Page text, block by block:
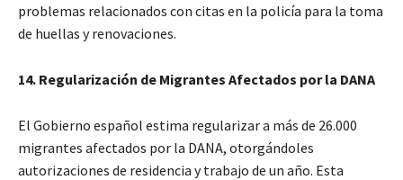
problemas relacionados con citas en la policía para la toma
de huellas y renovaciones.
14. Regularización de Migrantes Afectados por la DANA
El Gobierno español estima regularizar a más de 26.000
migrantes afectados por la DANA, otorgándoles
autorizaciones de residencia y trabajo de un año. Esta